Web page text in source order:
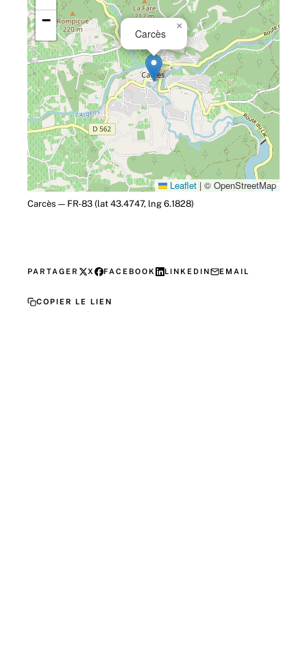
Carcès
×
−
Leaflet | © OpenStreetMap
Carcès — FR-83 (lat 43.4747, lng 6.1828)
PARTAGER X FACEBOOK LINKEDIN EMAIL
COPIER LE LIEN